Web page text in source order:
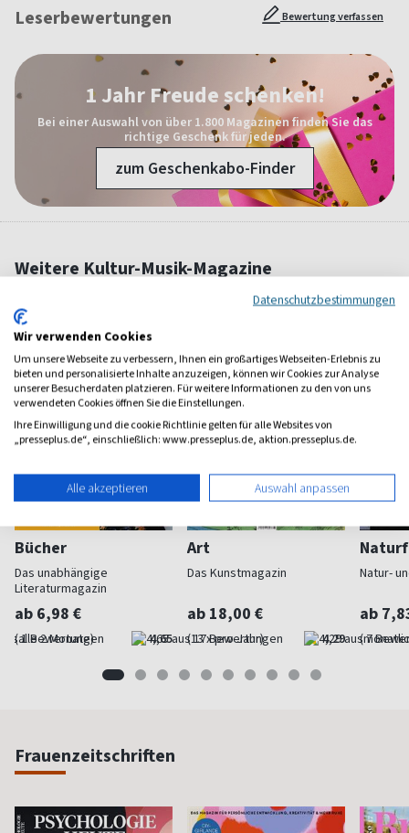
Leserbewertungen Bewertung verfassen
1 Jahr Freude schenken!
Bei einer Auswahl von über 1.800 Magazinen finden Sie das
richtige Geschenk für jeden.
zum Geschenkabo-Finder
Weitere Kultur-Musik-Magazine
Bücher
Das unabhängige
Literaturmagazin
ab 6,98 €
(alle 2 Monate) 4,65
Art
Das Kunstmagazin
ab 18,00 €
(13 x pro Jahr) 4,29
Natur-
ab
Frauenzeitschriften
Datenschutzbestimmungen
Wir verwenden Cookies
Um unsere Webseite zu verbessern, Ihnen ein großartiges Webseiten-Erlebnis zu
bieten und personalisierte Inhalte anzuzeigen, können wir Cookies zur Analyse
unserer Besucherdaten platzieren. Für weitere Informationen zu den von uns
verwendeten Cookies öffnen Sie die Einstellungen.
Ihre Einwilligung und die cookie Richtlinie gelten für alle Websites von
„presseplus.de“, einschließlich: www.presseplus.de, aktion.presseplus.de.
Alle akzeptieren Auswahl anpassen